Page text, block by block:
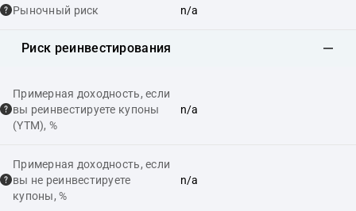
Рыночный риск n/a
Риск реинвестирования
Примерная доходность, если
вы реинвестируете купоны
(YTM), %
n/a
Примерная доходность, если
вы не реинвестируете
купоны, %
n/a